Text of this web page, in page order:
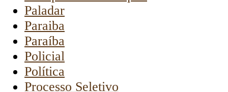
Paladar
Paraiba
Paraíba
Policial
Política
Processo Seletivo